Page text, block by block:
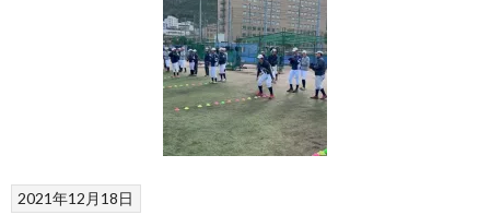
2021年12月18日